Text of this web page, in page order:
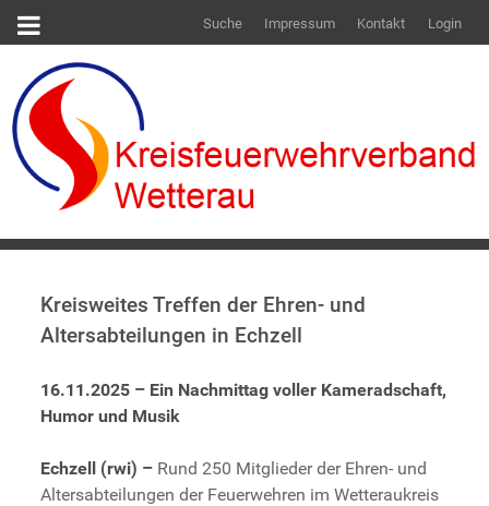
Suche Impressum Kontakt Login
Kreisweites Treffen der Ehren- und
Altersabteilungen in Echzell
16.11.2025 – Ein Nachmittag voller Kameradschaft,
Humor und Musik
Echzell (rwi) – Rund 250 Mitglieder der Ehren- und
Altersabteilungen der Feuerwehren im Wetteraukreis